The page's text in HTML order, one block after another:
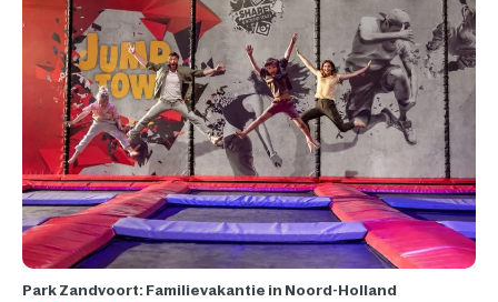
Park Zandvoort: Familievakantie in Noord-Holland